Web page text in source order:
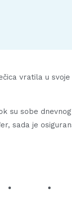
vratila u
su sobe
sada je